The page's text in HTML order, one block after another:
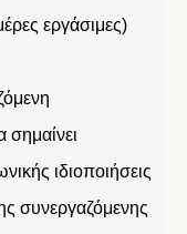
εργάσιμες)
ιδιοποιήσεις
συνεργαζόμενης